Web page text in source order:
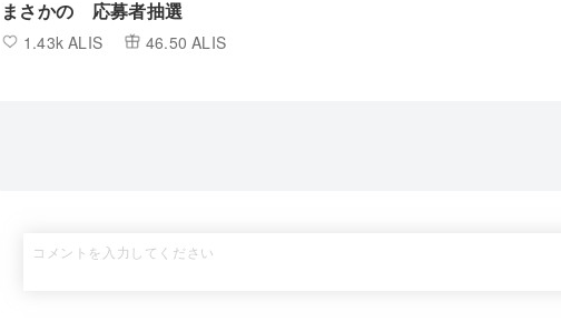
まさかの 応募者抽選
1.43k ALIS 46.50 ALIS